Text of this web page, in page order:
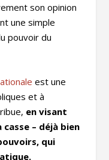
son opinion
une simple
pouvoir du
est une
et à
en visant
– déjà bien
qui